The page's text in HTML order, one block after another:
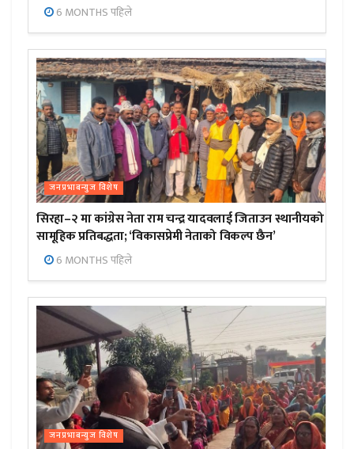
6 MONTHS पहिले
जनप्रभाबन्युज विशेष
सिरहा–२ मा कांग्रेस नेता राम चन्द्र यादवलाई जिताउन स्थानीयको
सामूहिक प्रतिबद्धता; ‘विकासप्रेमी नेताको विकल्प छैन’
6 MONTHS पहिले
जनप्रभाबन्युज विशेष